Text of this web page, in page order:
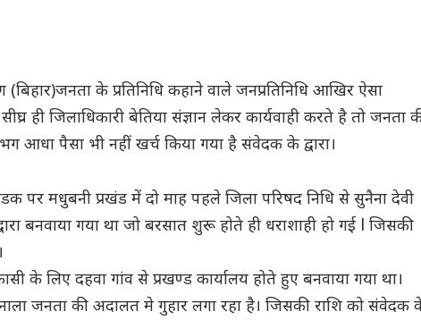
के प्रतिनिधि कहाने वाले जनप्रतिनिधि आखिर ऐसा
ही जिलाधिकारी बेतिया संज्ञान लेकर कार्यवाही करते है तो जनता
आधा पैसा भी नहीं खर्च किया गया है संवेदक के द्वारा।
पर मधुबनी प्रखंड में दो माह पहले जिला परिषद निधि से सुनैना देवी
बनवाया गया था जो बरसात शुरू होते ही धराशाही हो गई l जिसकी
के लिए दहवा गांव से प्रखण्ड कार्यालय होते हुए बनवाया गया था।
जनता की अदालत मे गुहार लगा रहा है। जिसकी राशि को संवेदक